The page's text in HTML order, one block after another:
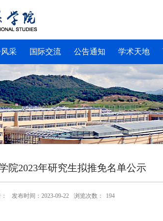
采 国际交流 公告通知 学术天地
院2023年研究生拟推免名单公示
发布时间：2023-09-22 浏览次数： 194